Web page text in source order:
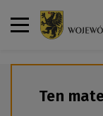
Ten